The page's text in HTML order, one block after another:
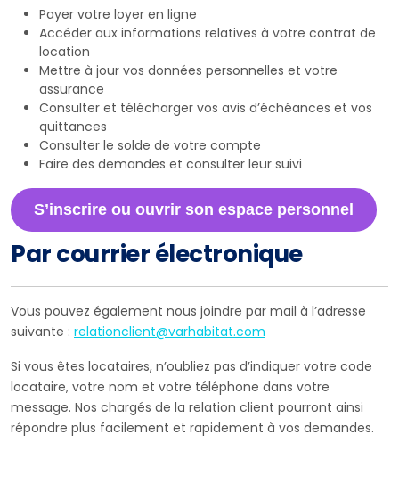
Payer votre loyer en ligne
Accéder aux informations relatives à votre contrat de
location
Mettre à jour vos données personnelles et votre
assurance
Consulter et télécharger vos avis d’échéances et vos
quittances
Consulter le solde de votre compte
Faire des demandes et consulter leur suivi
S’inscrire ou ouvrir son espace personnel
Par courrier électronique
Vous pouvez également nous joindre par mail à l’adresse
suivante : relationclient@varhabitat.com
Si vous êtes locataires, n’oubliez pas d’indiquer votre code
locataire, votre nom et votre téléphone dans votre
message. Nos chargés de la relation client pourront ainsi
répondre plus facilement et rapidement à vos demandes.